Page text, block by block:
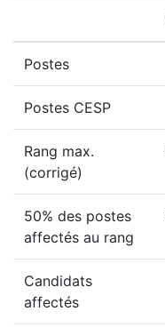
Postes
Postes CESP
Rang max.
(corrigé)
50% des postes
affectés au rang
Candidats
affectés